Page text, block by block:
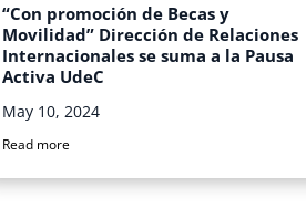
“Con promoción de Becas y
Movilidad” Dirección de Relaciones
Internacionales se suma a la Pausa
Activa UdeC
May 10, 2024
Read more